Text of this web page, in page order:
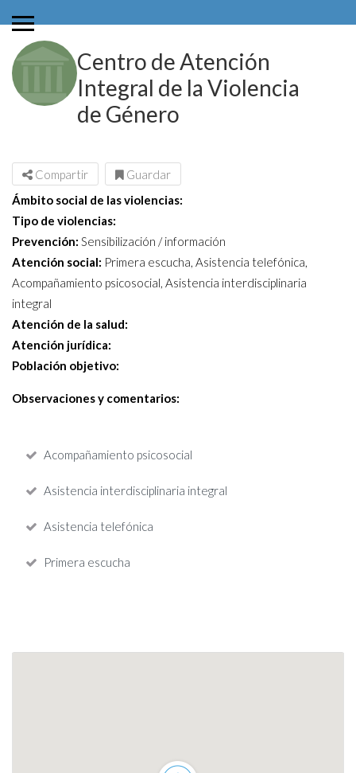
Centro de Atención
Integral de la Violencia
de Género
Compartir
Guardar
Ámbito social de las violencias:
Tipo de violencias:
Prevención: Sensibilización / información
Atención social: Primera escucha, Asistencia telefónica,
Acompañamiento psicosocial, Asistencia interdisciplinaria
integral
Atención de la salud:
Atención jurídica:
Población objetivo:
Observaciones y comentarios:
Acompañamiento psicosocial
Asistencia interdisciplinaria integral
Asistencia telefónica
Primera escucha